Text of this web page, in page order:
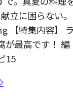
立に困らない。
【特集内容】
が最高です！ 編
15